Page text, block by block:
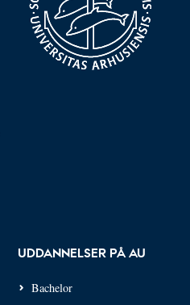
UDDANNELSER PÅ AU
Bachelor